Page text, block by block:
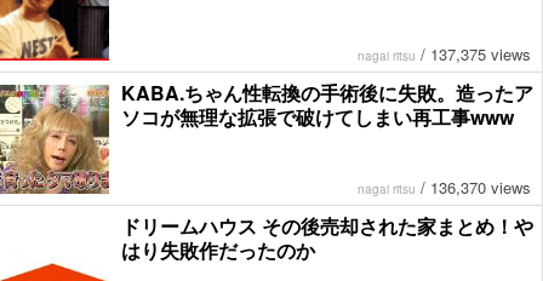
nagai ritsu / 137,375 views
KABA.ちゃん性転換の手術後に失敗。造ったア
ソコが無理な拡張で破けてしまい再工事www
nagai ritsu / 136,370 views
ドリームハウス その後売却された家まとめ！や
はり失敗作だったのか